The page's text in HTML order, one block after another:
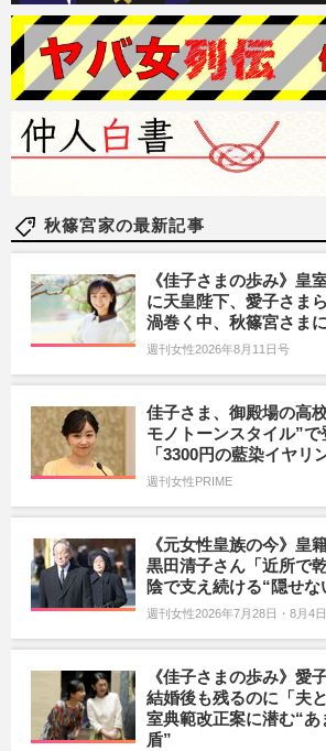
秋篠宮家の最新記事
《佳子さまの歩み》皇
に天皇陛下、愛子さま
渦巻く中、秋篠宮さま
週刊女性2026年8月11日号
佳子さま、御殿場の高
モノトーンスタイル”
「3300円の藍染イヤリ
週刊女性PRIME
《元女性皇族の今》皇
黒田清子さん「近所で
陰で支え続ける“隠せな
週刊女性2026年7月28日・8月4
《佳子さまの歩み》愛
結婚後も残るのに「夫
室典範改正案に潜む“
盾”